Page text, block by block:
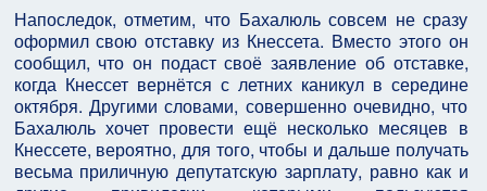
Напоследок, отметим, что Бахалюль совсем не сразу
оформил свою отставку из Кнессета. Вместо этого он
сообщил, что он подаст своё заявление об отставке,
когда Кнессет вернётся с летних каникул в середине
октября. Другими словами, совершенно очевидно, что
Бахалюль хочет провести ещё несколько месяцев в
Кнессете, вероятно, для того, чтобы и дальше получать
весьма приличную депутатскую зарплату, равно как и